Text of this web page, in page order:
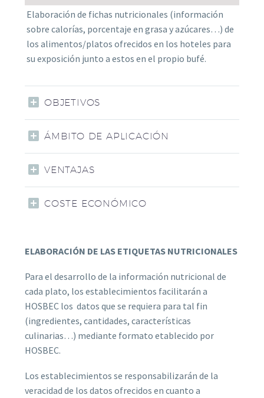
Elaboración de fichas nutricionales (información
sobre calorías, porcentaje en grasa y azúcares…) de
los alimentos/platos ofrecidos en los hoteles para
su exposición junto a estos en el propio bufé.
OBJETIVOS
ÁMBITO DE APLICACIÓN
VENTAJAS
COSTE ECONÓMICO
ELABORACIÓN DE LAS ETIQUETAS NUTRICIONALES
Para el desarrollo de la información nutricional de
cada plato, los establecimientos facilitarán a
HOSBEC los datos que se requiera para tal fin
(ingredientes, cantidades, características
culinarias…) mediante formato etablecido por
HOSBEC.
Los establecimientos se responsabilizarán de la
veracidad de los datos ofrecidos en cuanto a